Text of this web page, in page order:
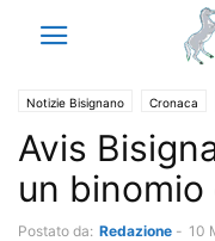
Notizie Bisignano Cronaca
Avis
un
Postato da: Redazione - 10